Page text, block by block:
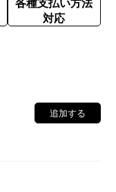
対応
追加する